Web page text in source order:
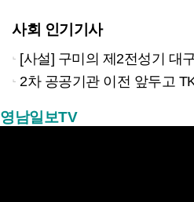
사회 인기기사
[사설] 구미의 제2전성기 대
2차 공공기관 이전 앞두고 TK 공동전
영남일보TV